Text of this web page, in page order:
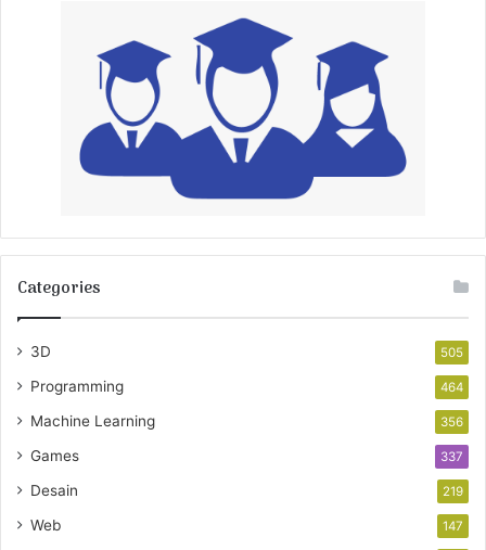
Categories
3D 505
Programming 464
Machine Learning 356
Games 337
Desain 219
Web 147